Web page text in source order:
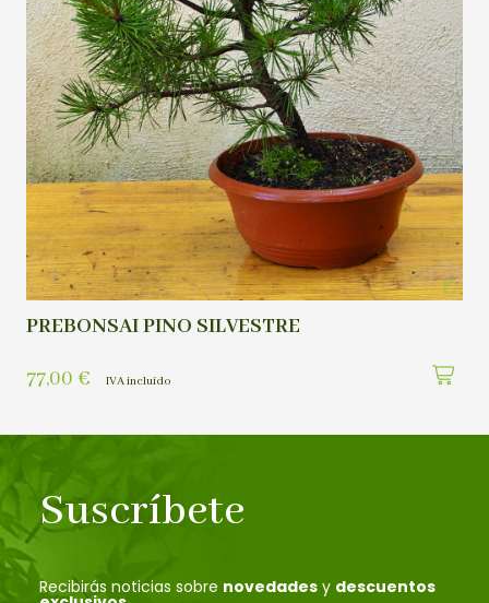
PREBONSAI PINO SILVESTRE
77,00 € IVA incluído
Suscríbete
Recibirás noticias sobre novedades y descuentos